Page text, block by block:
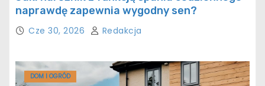
naprawdę zapewnia wygodny sen?
Cze 30, 2026 Redakcja
DOM I OGRÓD